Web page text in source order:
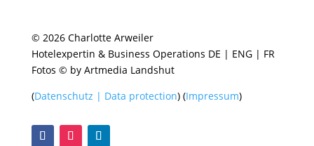
© 2026 Charlotte Arweiler
Hotelexpertin & Business Operations DE | ENG | FR
Fotos © by Artmedia Landshut
(Datenschutz | Data protection) (Impressum)